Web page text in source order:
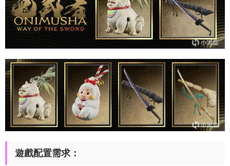
遊戲配置需求：